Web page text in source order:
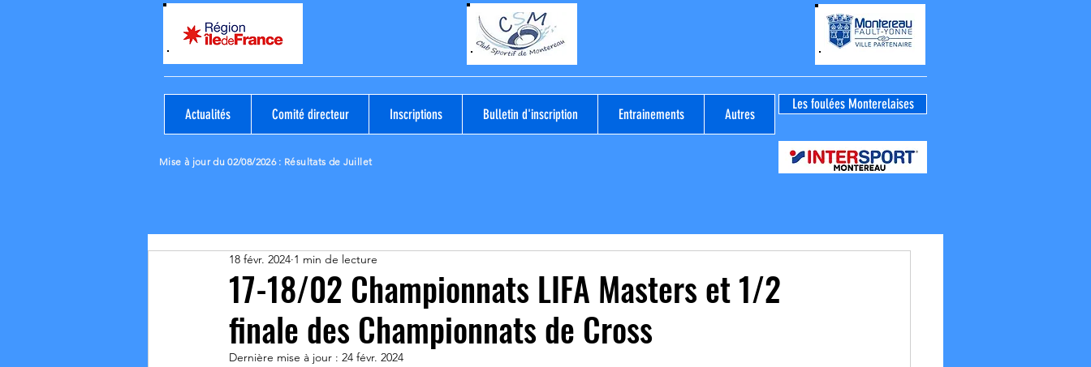
Actualités Comité directeur Inscriptions Bulletin d'inscription Entrainements Autres
Les foulées Monterelaises
Mise à jour du 02/08/2026: Résultats de Juillet
17-18/02 Championnats LIFA Masters et 1/2
finale des Championnats de Cross
18 févr. 2024 1 min de lecture
Dernière mise à jour : 24 févr. 2024